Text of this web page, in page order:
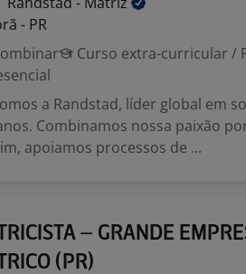
- PR
Curso extra-curricular /
a Randstad, líder global em
Combinamos nossa paixão
apoiamos processos de ...
– GRANDE
(PR)